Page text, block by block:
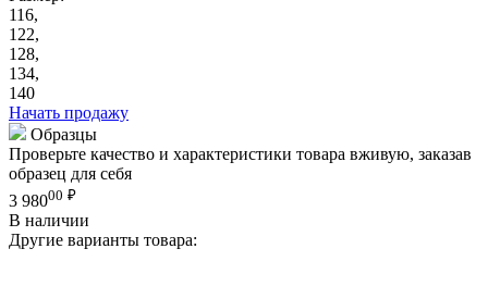
116,
122,
128,
134,
140
Начать продажу
Образцы
Проверьте качество и характеристики товара вживую, заказав
образец для себя
3 98000 ₽
В наличии
Другие варианты товара: